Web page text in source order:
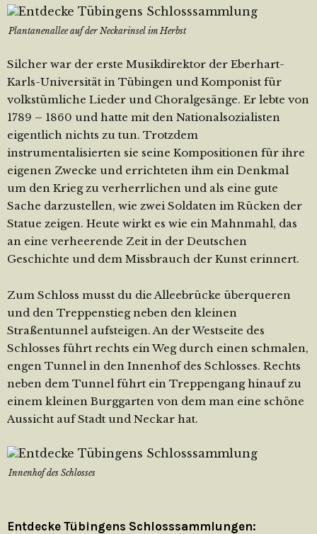
Plantanenallee auf der Neckarinsel im Herbst
Silcher war der erste Musikdirektor der Eberhart-
Karls-Universität in Tübingen und Komponist für
volkstümliche Lieder und Choralgesänge. Er lebte von
1789 – 1860 und hatte mit den Nationalsozialisten
eigentlich nichts zu tun. Trotzdem
instrumentalisierten sie seine Kompositionen für ihre
eigenen Zwecke und errichteten ihm ein Denkmal
um den Krieg zu verherrlichen und als eine gute
Sache darzustellen, wie zwei Soldaten im Rücken der
Statue zeigen. Heute wirkt es wie ein Mahnmahl, das
an eine verheerende Zeit in der Deutschen
Geschichte und dem Missbrauch der Kunst erinnert.
Zum Schloss musst du die Alleebrücke überqueren
und den Treppenstieg neben den kleinen
Straßentunnel aufsteigen. An der Westseite des
Schlosses führt rechts ein Weg durch einen schmalen,
engen Tunnel in den Innenhof des Schlosses. Rechts
neben dem Tunnel führt ein Treppengang hinauf zu
einem kleinen Burggarten von dem man eine schöne
Aussicht auf Stadt und Neckar hat.
Innenhof des Schlosses
Entdecke Tübingens Schlosssammlungen: